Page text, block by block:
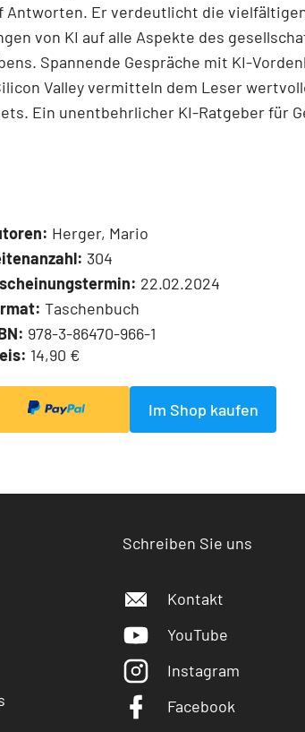
Antworten. Er verdeutlicht die
von KI auf alle Aspekte des
Spannende Gespräche mit KI-
Valley vermitteln dem Leser
Ein unentbehrlicher KI-Ratgeber für
Herger, Mario
304
22.02.2024
Taschenbuch
978-3-86470-966-1
14,90 €
Im Shop kaufen
Schreiben Sie uns
Kontakt
YouTube
Instagram
Facebook